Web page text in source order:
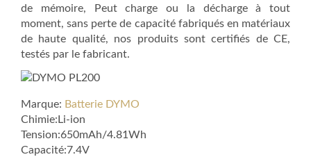
de mémoire, Peut charge ou la décharge à tout
moment, sans perte de capacité fabriqués en matériaux
de haute qualité, nos produits sont certifiés de CE,
testés par le fabricant.
Marque: Batterie DYMO
Chimie:Li-ion
Tension:650mAh/4.81Wh
Capacité:7.4V